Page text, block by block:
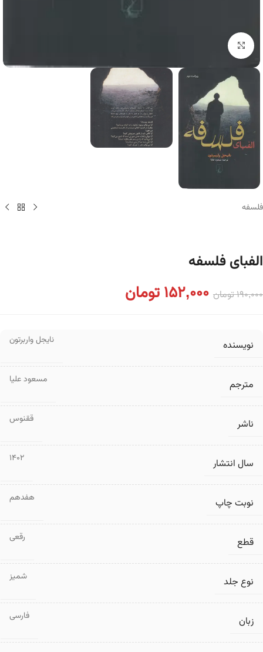
برای بزرگنمایی کلیک کنید
فلسفه
الفبای فلسفه
190,000تومان 152,000تومان
نویسنده نایجل واربرتون
مترجم مسعود علیا
ناشر ققنوس
سال انتشار 1402
نوبت چاپ هفدهم
قطع رقعی
نوع جلد شمیز
زبان فارسی